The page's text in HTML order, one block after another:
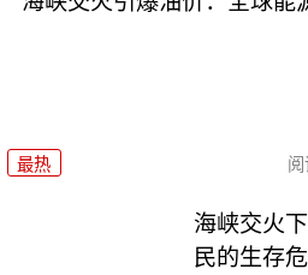
最热
海峡交火
民的生存